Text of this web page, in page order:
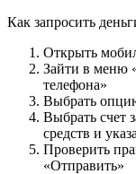
Как запросить
Открыть
Зайти в меню
телефона»
Выбрать
Выбрать счет
средств и
Проверить
«Отправить»